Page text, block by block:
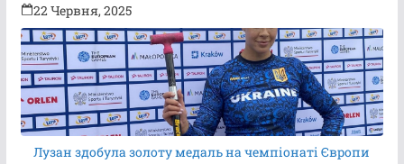
22 Червня, 2025
Лузан здобула золоту медаль на чемпіонаті Європи